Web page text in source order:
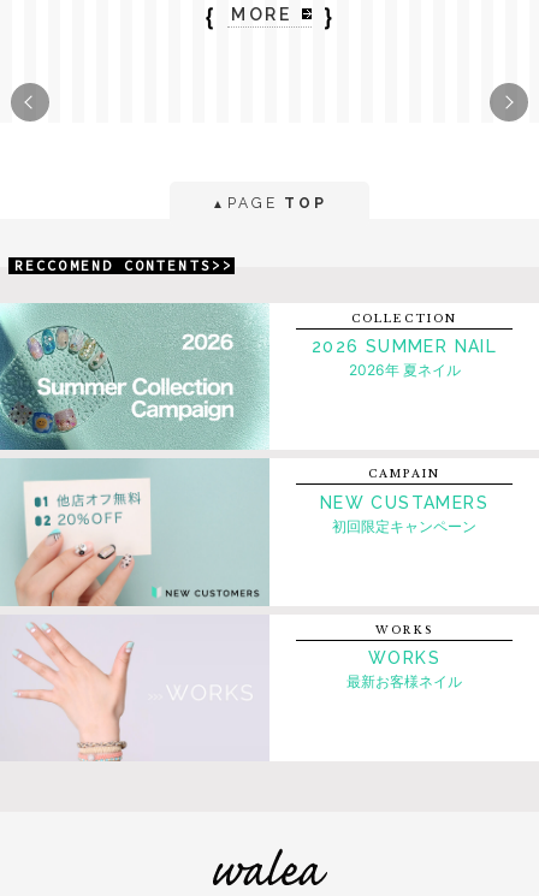
｛ MORE ｝
▲ PAGE TOP
RECCOMEND CONTENTS>>
COLLECTION
2026 SUMMER NAIL
2026年 夏ネイル
CAMPAIN
NEW CUSTAMERS
初回限定キャンペーン
WORKS
WORKS
最新お客様ネイル